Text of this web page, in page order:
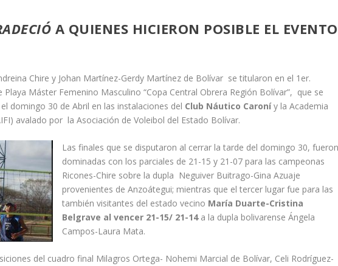
A QUIENES HICIERON POSIBLE EL
Chire y Johan Martínez-Gerdy Martínez de Bolívar se titularon en el 1er.
Máster Femenino Masculino “Copa Central Obrera Región Bolívar”, que se
domingo 30 de Abril en las instalaciones del Club Náutico Caroníy la Academia
avalado por la Asociación de Voleibol del Estado Bolívar.
Las finales que se disputaron al cerrar la tarde del domingo 30,
dominadas con los parciales de 21-15 y 21-07 para las campeonas
Ricones-Chire sobre la dupla Neguiver Buitrago-Gina Azuaje
provenientes de Anzoátegui; mientras que el tercer lugar fue para las
también visitantes del estado vecino María Duarte-Cristina
Belgrave al vencer 21-15/ 21-14a la dupla bolivarense Ángela
Campos-Laura Mata.
del cuadro final Milagros Ortega- Nohemi Marcial de Bolívar, Celi Rodríguez-